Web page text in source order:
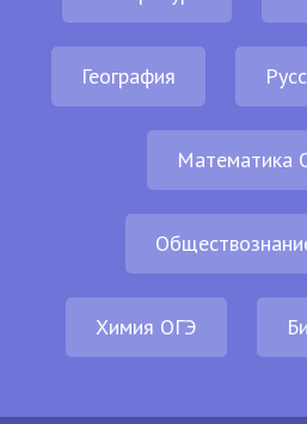
География
Математика
Химия ОГЭ